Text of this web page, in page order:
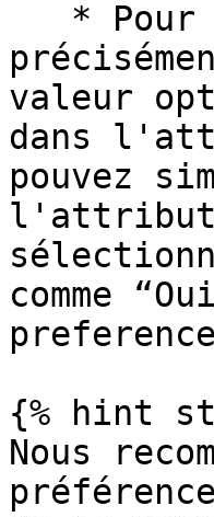
valeur
dans
pouvez
l'attribut
comme
{% hint
Nous